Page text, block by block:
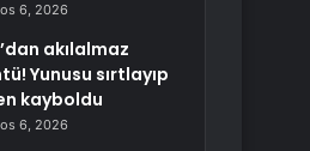
6, 2026
akılalmaz
Yunusu sırtlayıp
kayboldu
6, 2026